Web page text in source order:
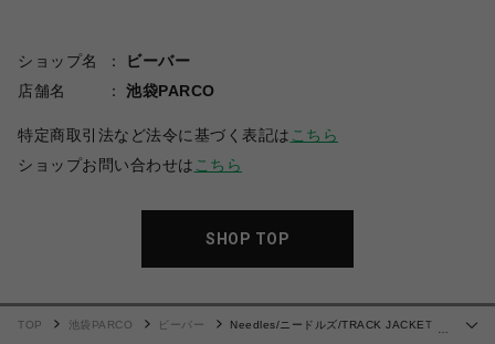
ショップ名
ビーバー
店舗名
池袋PARCO
特定商取引法など法令に基づく表記は こちら
ショップお問い合わせは こちら
SHOP TOP
TOP 池袋PARCO ビーバー
Needles/ニードルズ/TRACK JACKET -